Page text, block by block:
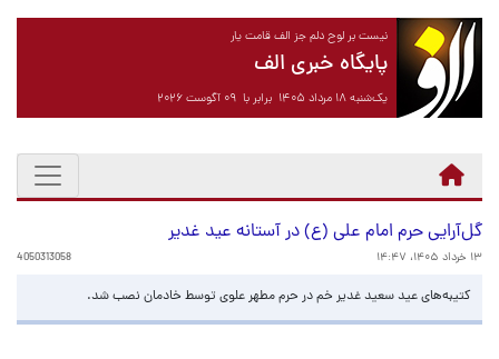
نیست بر لوح دلم جز الف قامت یار
پایگاه خبری الف
یک‌شنبه ۱۸ مرداد ۱۴۰۵ برابر با ۰۹ آگوست ۲۰۲۶
گل‌آرایی حرم امام علی (ع) در آستانه عید غدیر
۱۳ خرداد ۱۴۰۵، ۱۴:۴۷ 4050313058
کتیبه‌های عید سعید غدیر خم در حرم مطهر علوی توسط خادمان نصب شد.